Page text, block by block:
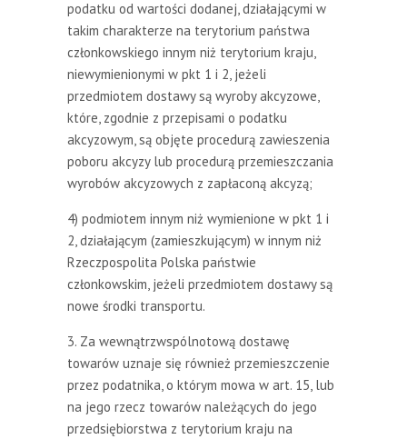
podatku od wartości dodanej, działającymi w
takim charakterze na terytorium państwa
członkowskiego innym niż terytorium kraju,
niewymienionymi w pkt 1 i 2, jeżeli
przedmiotem dostawy są wyroby akcyzowe,
które, zgodnie z przepisami o podatku
akcyzowym, są objęte procedurą zawieszenia
poboru akcyzy lub procedurą przemieszczania
wyrobów akcyzowych z zapłaconą akcyzą;
4) podmiotem innym niż wymienione w pkt 1 i
2, działającym (zamieszkującym) w innym niż
Rzeczpospolita Polska państwie
członkowskim, jeżeli przedmiotem dostawy są
nowe środki transportu.
3. Za wewnątrzwspólnotową dostawę
towarów uznaje się również przemieszczenie
przez podatnika, o którym mowa w art. 15, lub
na jego rzecz towarów należących do jego
przedsiębiorstwa z terytorium kraju na